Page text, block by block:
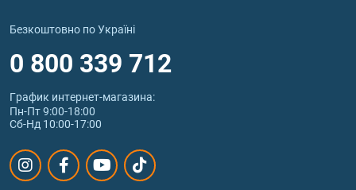
Безкоштовно по Україні
0 800 339 712
График интернет‑магазина:
Пн-Пт 9:00-18:00
Сб-Нд 10:00-17:00